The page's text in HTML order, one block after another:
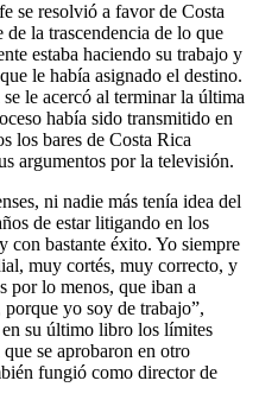
se resolvió a favor de Costa
la trascendencia de lo que
estaba haciendo su trabajo y
le había asignado el destino.
le acercó al terminar la última
había sido transmitido en
los bares de Costa Rica
argumentos por la televisión.
ni nadie más tenía idea del
de estar litigando en los
con bastante éxito. Yo siempre
muy cortés, muy correcto, y
por lo menos, que iban a
porque yo soy de trabajo”,
su último libro los límites
se aprobaron en otro
fungió como director de